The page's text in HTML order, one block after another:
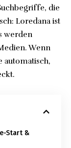
die
Loredana ist
werden
Wenn
automatisch,
Start &